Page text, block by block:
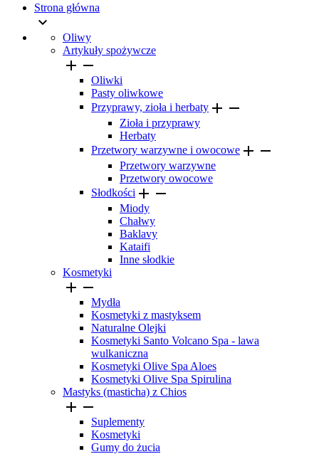
Strona główna

Oliwy
Artykuły spożywcze
 
Oliwki
Pasty oliwkowe
Przyprawy, zioła i herbaty  
Zioła i przyprawy
Herbaty
Przetwory warzywne i owocowe  
Przetwory warzywne
Przetwory owocowe
Słodkości  
Miody
Chałwy
Baklavy
Kataifi
Inne słodkie
Kosmetyki
 
Mydła
Kosmetyki z mastyksem
Naturalne Olejki
Kosmetyki Santo Volcano Spa - lawa
wulkaniczna
Kosmetyki Olive Spa Aloes
Kosmetyki Olive Spa Spirulina
Mastyks (masticha) z Chios
 
Suplementy
Kosmetyki
Gumy do żucia